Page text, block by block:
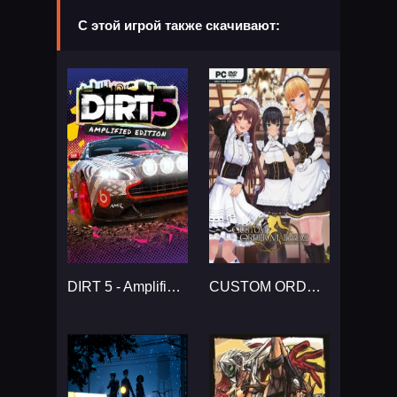
С этой игрой также скачивают:
DIRT 5 - Amplified Edition... CUSTOM ORDER MAID 3D2 It's a Night Magic...